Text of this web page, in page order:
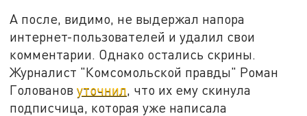
А после, видимо, не выдержал напора
интернет-пользователей и удалил свои
комментарии. Однако остались скрины.
Журналист "Комсомольской правды" Роман
Головановуточнил, что их ему скинула
подписчица, которая уже написала